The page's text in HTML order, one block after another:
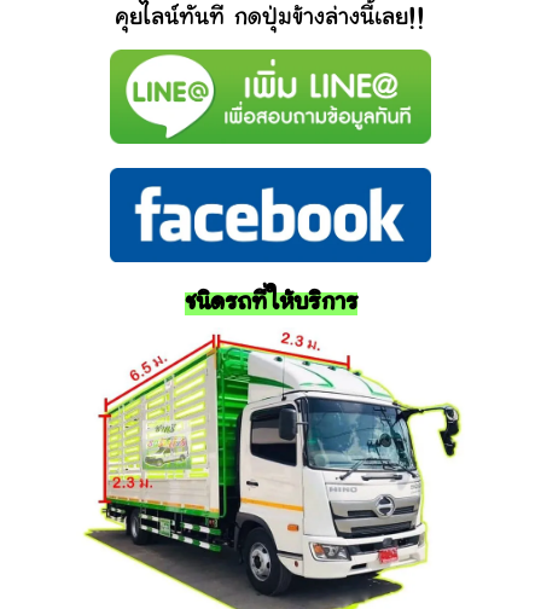
คุยไลน์ทันที กดปุ่มข้างล่างนี้เลย!!
ชนิดรถที่ให้บริการ